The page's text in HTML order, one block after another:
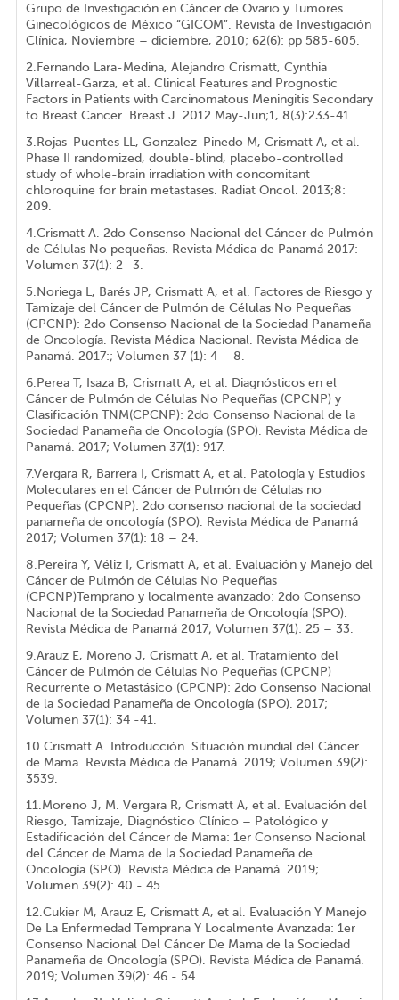
Grupo de Investigación en Cáncer de Ovario y Tumores
Ginecológicos de México “GICOM”. Revista de Investigación
Clínica, Noviembre – diciembre, 2010; 62(6): pp 585-605.
2.Fernando Lara-Medina, Alejandro Crismatt, Cynthia
Villarreal-Garza, et al. Clinical Features and Prognostic
Factors in Patients with Carcinomatous Meningitis Secondary
to Breast Cancer. Breast J. 2012 May-Jun;1, 8(3):233-41.
3.Rojas-Puentes LL, Gonzalez-Pinedo M, Crismatt A, et al.
Phase II randomized, double-blind, placebo-controlled
study of whole-brain irradiation with concomitant
chloroquine for brain metastases. Radiat Oncol. 2013;8:
209.
4.Crismatt A. 2do Consenso Nacional del Cáncer de Pulmón
de Células No pequeñas. Revista Médica de Panamá 2017:
Volumen 37(1): 2 -3.
5.Noriega L, Barés JP, Crismatt A, et al. Factores de Riesgo y
Tamizaje del Cáncer de Pulmón de Células No Pequeñas
(CPCNP): 2do Consenso Nacional de la Sociedad Panameña
de Oncología. Revista Médica Nacional. Revista Médica de
Panamá. 2017:; Volumen 37 (1): 4 – 8.
6.Perea T, Isaza B, Crismatt A, et al. Diagnósticos en el
Cáncer de Pulmón de Células No Pequeñas (CPCNP) y
Clasificación TNM(CPCNP): 2do Consenso Nacional de la
Sociedad Panameña de Oncología (SPO). Revista Médica de
Panamá. 2017; Volumen 37(1): 9­17.
7.Vergara R, Barrera I, Crismatt A, et al. Patología y Estudios
Moleculares en el Cáncer de Pulmón de Células no
Pequeñas (CPCNP): 2do consenso nacional de la sociedad
panameña de oncología (SPO). Revista Médica de Panamá
2017; Volumen 37(1): 18 – 24.
8.Pereira Y, Véliz I, Crismatt A, et al. Evaluación y Manejo del
Cáncer de Pulmón de Células No Pequeñas
(CPCNP)Temprano y localmente avanzado: 2do Consenso
Nacional de la Sociedad Panameña de Oncología (SPO).
Revista Médica de Panamá 2017; Volumen 37(1): 25 – 33.
9.Arauz E, Moreno J, Crismatt A, et al. Tratamiento del
Cáncer de Pulmón de Células No Pequeñas (CPCNP)
Recurrente o Metastásico (CPCNP): 2do Consenso Nacional
de la Sociedad Panameña de Oncología (SPO). 2017;
Volumen 37(1): 34 -41.
10.Crismatt A. Introducción. Situación mundial del Cáncer
de Mama. Revista Médica de Panamá. 2019; Volumen 39(2):
35­39.
11.Moreno J, M. Vergara R, Crismatt A, et al. Evaluación del
Riesgo, Tamizaje, Diagnóstico Clínico – Patológico y
Estadificación del Cáncer de Mama: 1er Consenso Nacional
del Cáncer de Mama de la Sociedad Panameña de
Oncología (SPO). Revista Médica de Panamá. 2019;
Volumen 39(2): 40 - 45.
12.Cukier M, Arauz E, Crismatt A, et al. Evaluación Y Manejo
De La Enfermedad Temprana Y Localmente Avanzada: 1er
Consenso Nacional Del Cáncer De Mama de la Sociedad
Panameña de Oncología (SPO). Revista Médica de Panamá.
2019; Volumen 39(2): 46 - 54.